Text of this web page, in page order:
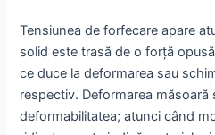
Tensiunea de forfecare apare
solid este trasă de o forță
ce duce la deformarea sau
respectiv. Deformarea
deformabilitatea; atunci când